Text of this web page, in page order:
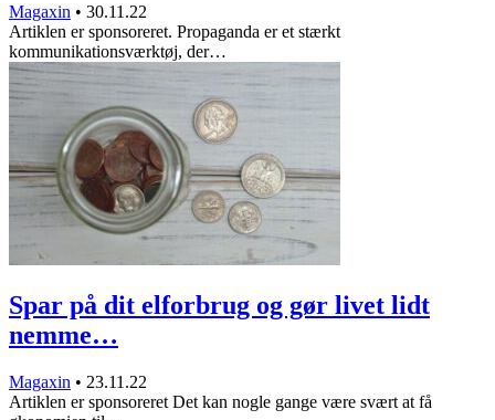
Magaxin • 30.11.22
Artiklen er sponsoreret. Propaganda er et stærkt
kommunikationsværktøj, der…
Spar på dit elforbrug og gør livet lidt
nemme…
Magaxin • 23.11.22
Artiklen er sponsoreret Det kan nogle gange være svært at få